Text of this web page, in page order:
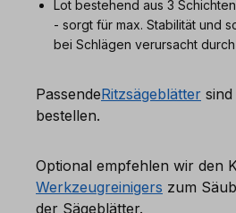
Lot bestehend aus 3
- sorgt für max. Stabilität und
bei Schlägen verursacht
PassendeRitzsägeblätter
bestellen.
Optional empfehlen wir den
Werkzeugreinigers zum
der Sägeblätter.